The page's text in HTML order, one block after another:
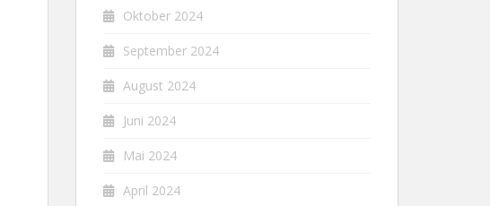
Oktober 2024
September 2024
August 2024
Juni 2024
Mai 2024
April 2024